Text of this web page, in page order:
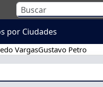
por Ciudades
VargasGustavo Petro